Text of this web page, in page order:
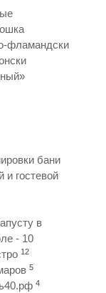
фламандски
бани
и гостевой
в
- 10
12
5
4